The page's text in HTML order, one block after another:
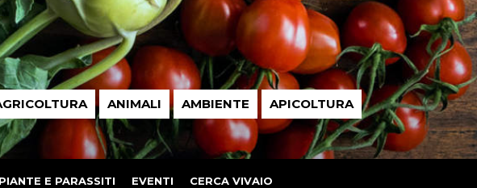
ANIMALI AMBIENTE APICOLTURA
PIANTE E PARASSITI EVENTI CERCA VIVAIO